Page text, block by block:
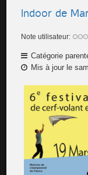
Indoor de
Note utilisateur:
Catégorie
Mis à jour le